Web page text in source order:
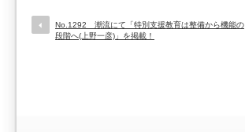
No.1292 潮流にて「特別支援教育は整備から機能の
段階へ(上野一彦)」を掲載！